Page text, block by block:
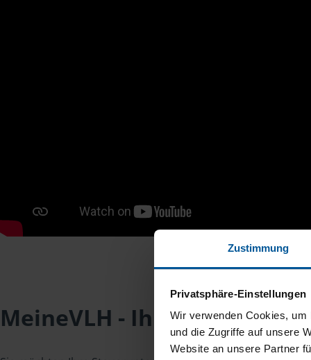
Zustimmung
Privatsphäre-Einstellungen
Wir verwenden Cookies,
und die Zugriffe auf unsere
Website an unsere Partner
MeineVLH - Ihr